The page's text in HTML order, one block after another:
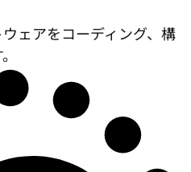
ェアをコーディング、構